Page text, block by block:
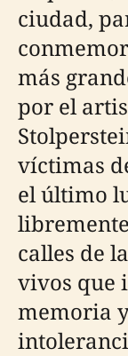
ciudad,
más
por el
víctimas
el último
calles de
vivos que
memoria